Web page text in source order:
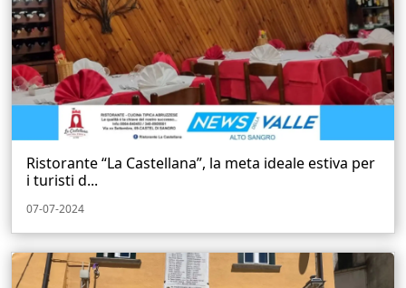
Ristorante “La Castellana”, la meta ideale estiva per
i turisti d...
07-07-2024